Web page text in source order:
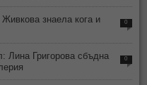
знаела кога и
0
Лина Григорова сбъдна
0